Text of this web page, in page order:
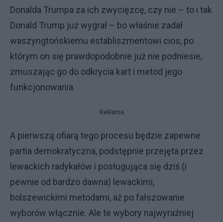
Donalda Trumpa za ich zwycięzcę, czy nie – to i tak
Donald Trump już wygrał – bo właśnie zadał
waszyngtońskiemu establiszmentowi cios, po
którym on się prawdopodobnie już nie podniesie,
zmuszając go do odkrycia kart i metod jego
funkcjonowania.
Reklama
A pierwszą ofiarą tego procesu będzie zapewne
partia demokratyczna, podstępnie przejęta przez
lewackich radykałów i posługująca się dziś (i
pewnie od bardzo dawna) lewackimi,
bolszewickimi metodami, aż po fałszowanie
wyborów włącznie. Ale te wybory najwyraźniej